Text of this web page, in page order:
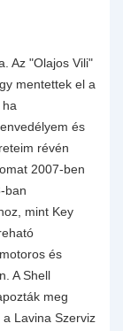
Az "Olajos Vili"
mentettek el a
és
révén
2007-ben
ban
mint Key
és
A Shell
meg
Lavina Szerviz